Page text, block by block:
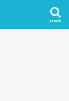
search